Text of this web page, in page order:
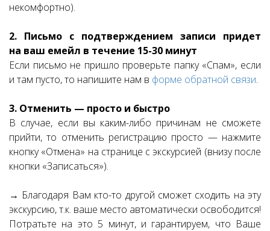
некомфортно).
2. Письмо с подтверждением записи придет
на ваш емейл в течение 15-30 минут
Если письмо не пришло проверьте папку «Спам», если
и там пусто, то напишите нам в форме обратной связи.
3. Отменить — просто и быстро
В случае, если вы каким-либо причинам не сможете
прийти, то отменить регистрацию просто — нажмите
кнопку «Отмена» на странице с экскурсией (внизу после
кнопки «Записаться»).
→ Благодаря Вам кто-то другой сможет сходить на эту
экскурсию, т.к. ваше место автоматически освободится!
Потратьте на это 5 минут, и гарантируем, что Ваше